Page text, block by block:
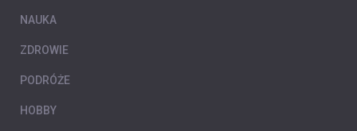
NAUKA
ZDROWIE
PODRÓŻE
HOBBY